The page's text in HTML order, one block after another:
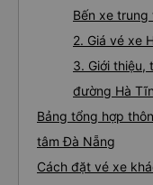
Bến xe
2. Giá vé xe
3. Giới thiệu,
đường Hà
Bảng tổng hợp
tâm Đà Nẵng
Cách đặt vé xe